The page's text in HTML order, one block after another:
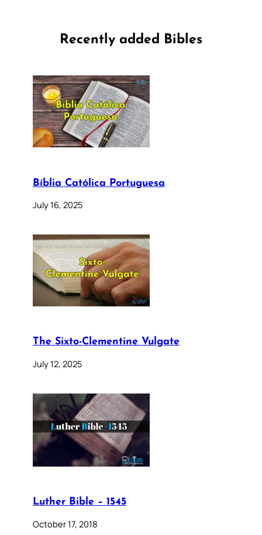
Recently added Bibles
Bíblia Católica Portuguesa
July 16, 2025
The Sixto-Clementine Vulgate
July 12, 2025
Luther Bible – 1545
October 17, 2018